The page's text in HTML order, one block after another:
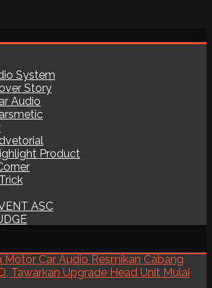
System
Story
Audio
Product
ASC